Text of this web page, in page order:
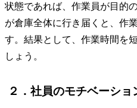
状態であれば、作業員が目的
が倉庫全体に行き届くと、作
す。結果として、作業時間を
しょう。
２．社員のモチベーショ